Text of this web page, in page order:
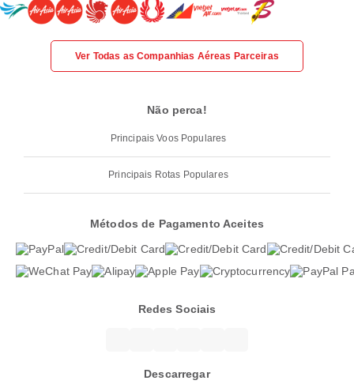
Ver Todas as Companhias Aéreas Parceiras
Não perca!
Principais Voos Populares
Principais Rotas Populares
Métodos de Pagamento Aceites
Redes Sociais
Descarregar